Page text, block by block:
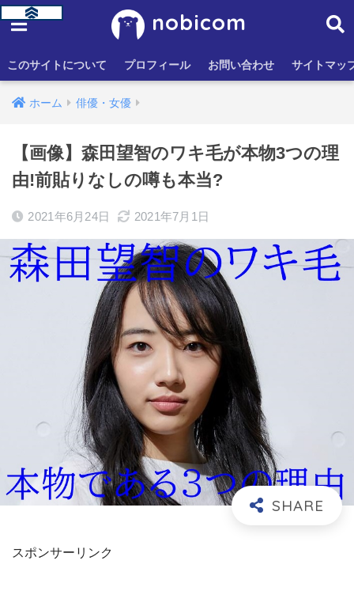
nobicom
このサイトについて プロフィール お問い合わせ サイトマッ
ホーム 俳優・女優
【画像】森田望智のワキ毛が本物3つの理
由!前貼りなしの噂も本当?
2021年6月24日 2021年7月1日
スポンサーリンク